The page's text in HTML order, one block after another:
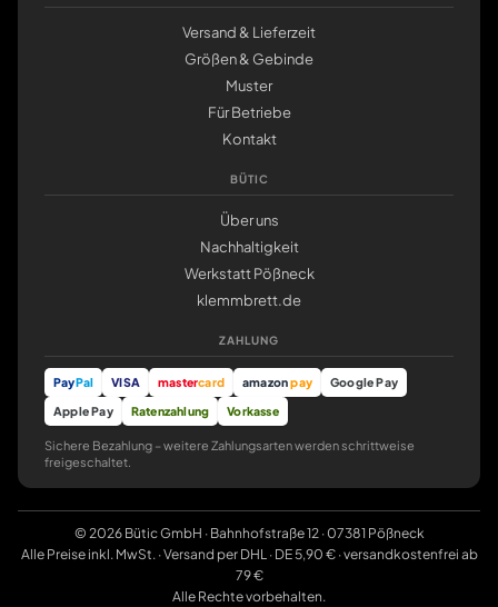
Versand & Lieferzeit
Größen & Gebinde
Muster
Für Betriebe
Kontakt
BÜTIC
Über uns
Nachhaltigkeit
Werkstatt Pößneck
klemmbrett.de
ZAHLUNG
PayPal VISA mastercard amazonpay
Google Pay
Apple Pay
Ratenzahlung Vorkasse
Sichere Bezahlung – weitere Zahlungsarten werden schrittweise
freigeschaltet.
© 2026 Bütic GmbH · Bahnhofstraße 12 · 07381 Pößneck
Alle Preise inkl. MwSt. · Versand per DHL · DE 5,90 € · versandkostenfrei ab
79 €
Alle Rechte vorbehalten.